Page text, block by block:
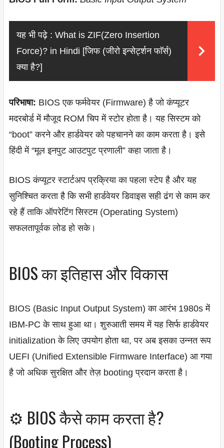
यह भी पढ़े : What is ZIF(Zero Insertion
Force)? in Hindi [जिफ (जीरो इन्सेर्ट्शन फाॅर्स)
क्या है?]
परिभाषा: BIOS एक फर्मवेयर (Firmware) है जो कंप्यूटर
मदरबोर्ड में मौजूद ROM चिप में स्टोर होता है। यह सिस्टम को
“boot” करने और हार्डवेयर को पहचानने का काम करता है। इसे
हिंदी में “मूल इनपुट आउटपुट प्रणाली” कहा जाता है।
BIOS कंप्यूटर स्टार्टअप प्रक्रिया का पहला स्टेप है और यह
सुनिश्चित करता है कि सभी हार्डवेयर डिवाइस सही ढंग से काम कर
रहे हैं ताकि ऑपरेटिंग सिस्टम (Operating System)
सफलतापूर्वक लोड हो सके।
BIOS का इतिहास और विकास
BIOS (Basic Input Output System) का आरंभ 1980s में
IBM-PC के साथ हुआ था। शुरुआती समय में यह सिर्फ हार्डवेयर
initialization के लिए उपयोग होता था, पर अब इसका उन्नत रूप
UEFI (Unified Extensible Firmware Interface) आ गया
है जो अधिक सुरक्षित और तेज़ booting प्रदान करता है।
⚙️ BIOS कैसे काम करता है?
(Booting Process)